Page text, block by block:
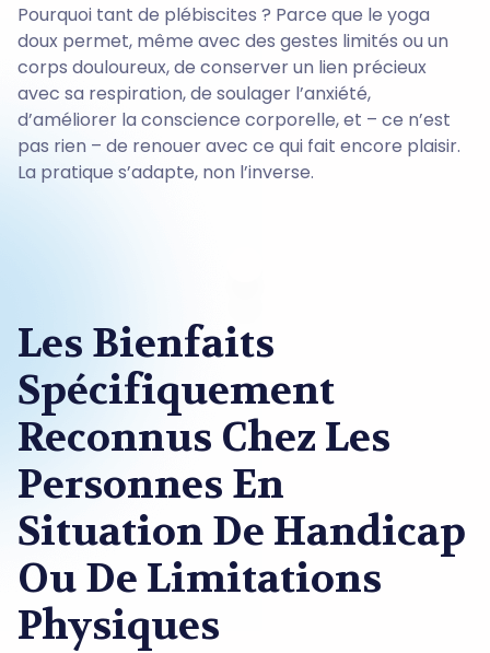
Pourquoi tant de plébiscites ? Parce que le yoga
doux permet, même avec des gestes limités ou un
corps douloureux, de conserver un lien précieux
avec sa respiration, de soulager l’anxiété,
d’améliorer la conscience corporelle, et – ce n’est
pas rien – de renouer avec ce qui fait encore plaisir.
La pratique s’adapte, non l’inverse.
Les Bienfaits
Spécifiquement
Reconnus Chez Les
Personnes En
Situation De Handicap
Ou De Limitations
Physiques